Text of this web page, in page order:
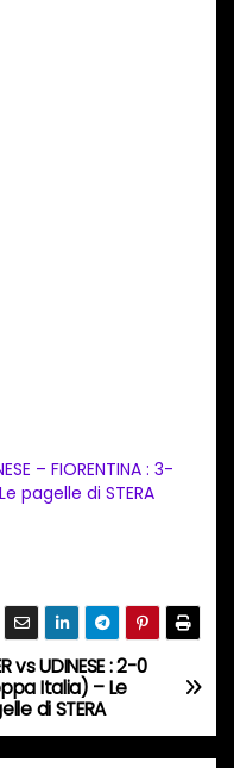
– FIORENTINA : 3-
pagelle di STERA
vs UDINESE : 2-0
Italia) – Le
di STERA